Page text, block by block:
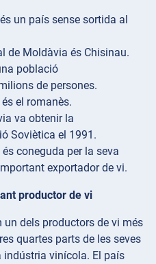
un país sense sortida al
de Moldàvia és Chisinau.
població
de persones.
el romanès.
va obtenir la
Soviètica el 1991.
coneguda per la seva
exportador de vi.
productor de vi
dels productors de vi més
quartes parts de les seves
vinícola. El país